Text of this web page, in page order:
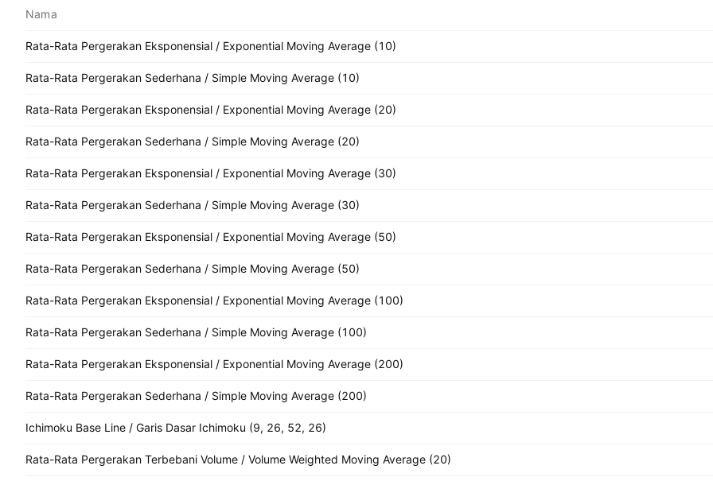
Nama
Rata-Rata Pergerakan Eksponensial / Exponential Moving Average (10)
Rata-Rata Pergerakan Sederhana / Simple Moving Average (10)
Rata-Rata Pergerakan Eksponensial / Exponential Moving Average (20)
Rata-Rata Pergerakan Sederhana / Simple Moving Average (20)
Rata-Rata Pergerakan Eksponensial / Exponential Moving Average (30)
Rata-Rata Pergerakan Sederhana / Simple Moving Average (30)
Rata-Rata Pergerakan Eksponensial / Exponential Moving Average (50)
Rata-Rata Pergerakan Sederhana / Simple Moving Average (50)
Rata-Rata Pergerakan Eksponensial / Exponential Moving Average (100)
Rata-Rata Pergerakan Sederhana / Simple Moving Average (100)
Rata-Rata Pergerakan Eksponensial / Exponential Moving Average (200)
Rata-Rata Pergerakan Sederhana / Simple Moving Average (200)
Ichimoku Base Line / Garis Dasar Ichimoku (9, 26, 52, 26)
Rata-Rata Pergerakan Terbebani Volume / Volume Weighted Moving Average (20)